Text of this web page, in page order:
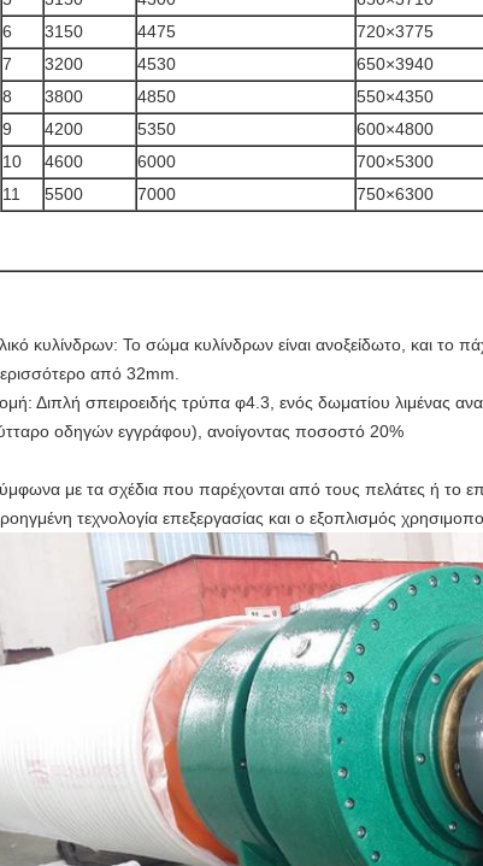
6
3150 4475 720×3775
7
3200 4530 650×3940
8
3800 4850 550×4350
9
4200 5350 600×4800
10
4600 6000 700×5300
11
5500 7000 750×6300
κυλίνδρων: Το σώμα κυλίνδρων είναι ανοξείδωτο, και το
από 32mm.
Διπλή σπειροειδής τρύπα φ4.3, ενός δωματίου λιμένας
οδηγών εγγράφου), ανοίγοντας ποσοστό 20%
με τα σχέδια που παρέχονται από τους πελάτες ή το
τεχνολογία επεξεργασίας και ο εξοπλισμός